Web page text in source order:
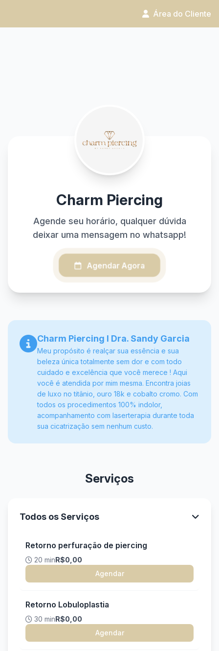
Área do Cliente
Charm Piercing
Agende seu horário, qualquer dúvida
deixar uma mensagem no whatsapp!
Agendar Agora
Charm Piercing l Dra. Sandy Garcia
Meu propósito é realçar sua essência e sua
beleza única totalmente sem dor e com todo
cuidado e excelência que você merece ! Aqui
você é atendida por mim mesma. Encontra joias
de luxo no titânio, ouro 18k e cobalto cromo. Com
todos os procedimentos 100% indolor,
acompanhamento com laserterapia durante toda
sua cicatrização sem nenhum custo.
Serviços
Todos os Serviços
Retorno perfuração de piercing
20 minR$0,00
Agendar
Retorno Lobuloplastia
30 minR$0,00
Agendar